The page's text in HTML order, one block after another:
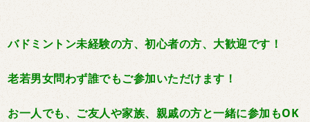
バドミントン未経験の方、初心者の方、大歓迎です！
老若男女問わず誰でもご参加いただけます！
お一人でも、ご友人や家族、親戚の方と一緒に参加もOK